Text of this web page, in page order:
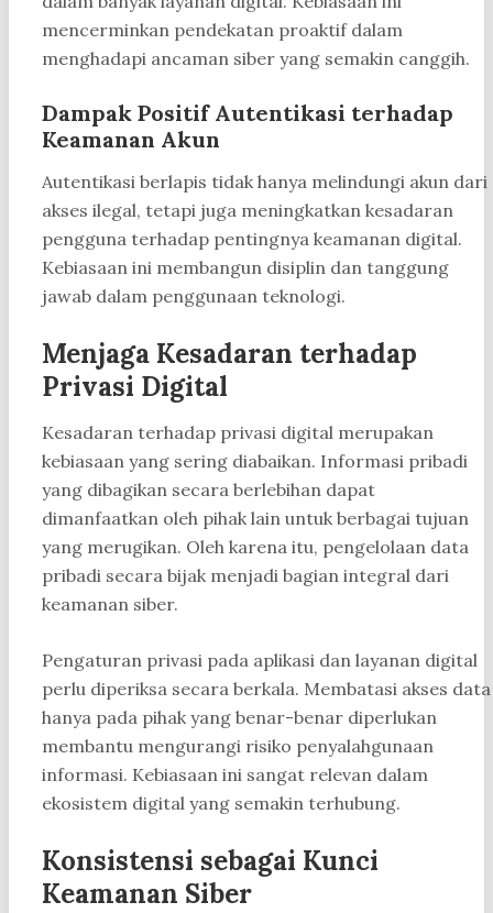
mencerminkan pendekatan proaktif dalam
menghadapi ancaman siber yang semakin canggih.
Dampak Positif Autentikasi terhadap
Keamanan Akun
Autentikasi berlapis tidak hanya melindungi akun dari
akses ilegal, tetapi juga meningkatkan kesadaran
pengguna terhadap pentingnya keamanan digital.
Kebiasaan ini membangun disiplin dan tanggung
jawab dalam penggunaan teknologi.
Menjaga Kesadaran terhadap
Privasi Digital
Kesadaran terhadap privasi digital merupakan
kebiasaan yang sering diabaikan. Informasi pribadi
yang dibagikan secara berlebihan dapat
dimanfaatkan oleh pihak lain untuk berbagai tujuan
yang merugikan. Oleh karena itu, pengelolaan data
pribadi secara bijak menjadi bagian integral dari
keamanan siber.
Pengaturan privasi pada aplikasi dan layanan digital
perlu diperiksa secara berkala. Membatasi akses data
hanya pada pihak yang benar-benar diperlukan
membantu mengurangi risiko penyalahgunaan
informasi. Kebiasaan ini sangat relevan dalam
ekosistem digital yang semakin terhubung.
Konsistensi sebagai Kunci
Keamanan Siber